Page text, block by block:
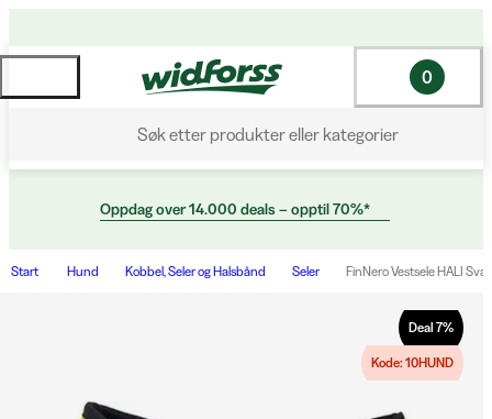
Søk etter produkter eller kategorier
0
Oppdag over 14.000 deals – opptil 70%*
Start Hund Kobbel, Seler og Halsbånd Seler FinNero Vestsele HALI
Deal 7%
Kode: 10HUND